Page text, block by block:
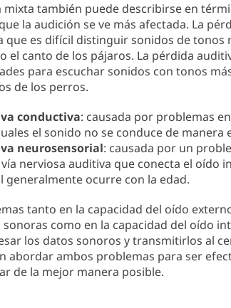
mixta también puede describirse en
la audición se ve más afectada. La
que es difícil distinguir sonidos de tonos
el canto de los pájaros. La pérdida
para escuchar sonidos con tonos
de los perros.
conductiva: causada por problemas
el sonido no se conduce de manera
neurosensorial: causada por un
nerviosa auditiva que conecta el oído
generalmente ocurre con la edad.
tanto en la capacidad del oído
como en la capacidad del oído
los datos sonoros y transmitirlos al
abordar ambos problemas para ser
de la mejor manera posible.